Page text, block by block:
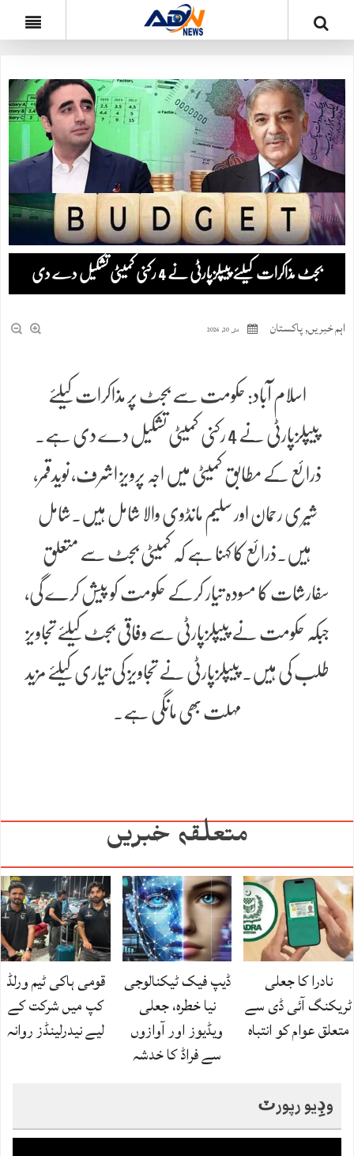
بجٹ مذاکرات کیلئے پیپلزپارٹی نے 4 رکنی کمیٹی تشکیل دے دی
اہم خبریں,پاکستان مئی 20, 2026
اسلام آباد: حکومت سے بجٹ پر مذاکرات کیلئے
پیپلزپارٹی نے 4 رکنی کمیٹی تشکیل دے دی ہے۔
ذرائع کے مطابق کمیٹی میں اجہ پرویز اشرف، نویدقمر،
شیری رحمان اور سلیم مانڈوی والا شامل ہیں۔شامل
ہیں۔ذرائع کا کہنا ہے کہ کمیٹی بجٹ سے متعلق
سفارشات کا مسودہ تیار کرکے حکومت کو پیش کرے گی،
جبکہ حکومت نے پیپلزپارٹی سے وفاقی بجٹ کیلئے تجاویز
طلب کی ہیں۔ پیپلزپارٹی نے تجاویز کی تیاری کیلئے مزید
مہلت بھی مانگی ہے۔
متعلقہ خبریں
نادرا کا جعلی
ٹریکنگ آئی ڈی سے
متعلق عوام کو انتباہ
ڈیپ فیک ٹیکنالوجی
نیا خطرہ، جعلی
ویڈیوز اور آوازوں
سے فراڈ کا خدشہ
قومی ہاکی ٹیم ورلڈ
کپ میں شرکت کے
لیے نیدرلینڈز روانہ
وڊِيو رپورٽ